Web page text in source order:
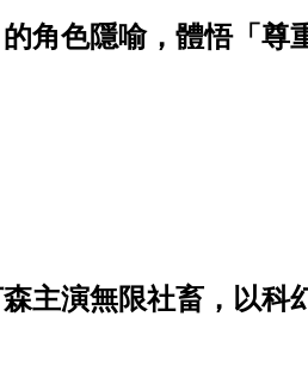
角色隱喻，體悟「尊
主演無限社畜，以科